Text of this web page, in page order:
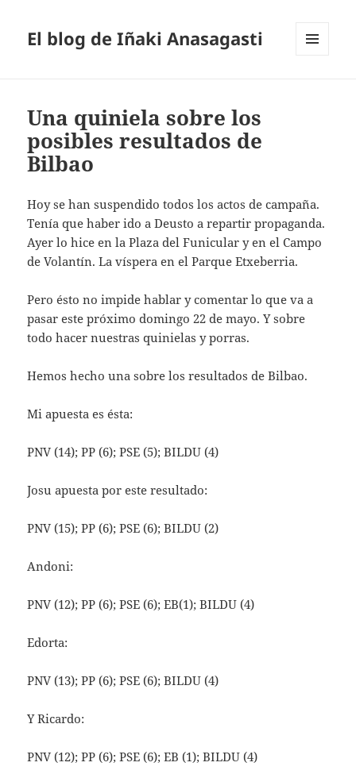
El blog de Iñaki Anasagasti
Una quiniela sobre los
posibles resultados de
Bilbao
Hoy se han suspendido todos los actos de campaña.
Tenía que haber ido a Deusto a repartir propaganda.
Ayer lo hice en la Plaza del Funicular y en el Campo
de Volantín. La víspera en el Parque Etxeberria.
Pero ésto no impide hablar y comentar lo que va a
pasar este próximo domingo 22 de mayo. Y sobre
todo hacer nuestras quinielas y porras.
Hemos hecho una sobre los resultados de Bilbao.
Mi apuesta es ésta:
PNV (14); PP (6); PSE (5); BILDU (4)
Josu apuesta por este resultado:
PNV (15); PP (6); PSE (6); BILDU (2)
Andoni:
PNV (12); PP (6); PSE (6); EB(1); BILDU (4)
Edorta:
PNV (13); PP (6); PSE (6); BILDU (4)
Y Ricardo:
PNV (12); PP (6); PSE (6); EB (1); BILDU (4)